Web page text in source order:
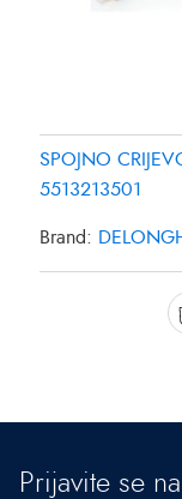
SPOJNO
5513213501
Brand:
Prijavite se na